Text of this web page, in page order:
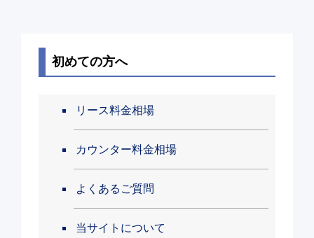
初めての方へ
リース料金相場
カウンター料金相場
よくあるご質問
当サイトについて